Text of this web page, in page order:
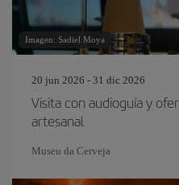
Imagen: Sadiel Moya
20 jun 2026 - 31 dic 2026
Visita con audioguía y
artesanal
Museu da Cerveja